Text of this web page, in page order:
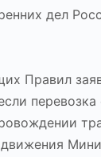
дел
Правил